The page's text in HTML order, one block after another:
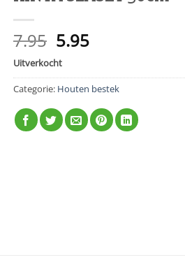
7.95 Oorspronkelijke
prijs
was:
7.95.
5.95Huidige
is:
5.95.
Uitverkocht
Categorie: Houten bestek